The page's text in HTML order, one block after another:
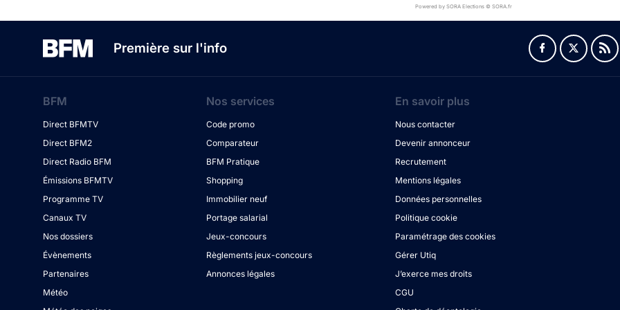
Powered by SORA Elections © SORA.fr
Première sur l'info
BFM
Direct BFMTV
Direct BFM2
Direct Radio BFM
Émissions BFMTV
Programme TV
Canaux TV
Nos dossiers
Évènements
Partenaires
Météo
Nos services
Code promo
Comparateur
BFM Pratique
Shopping
Immobilier neuf
Portage salarial
Jeux-concours
Règlements jeux-concours
Annonces légales
En savoir plus
Nous contacter
Devenir annonceur
Recrutement
Mentions légales
Données personnelles
Politique cookie
Paramétrage des cookies
Gérer Utiq
J’exerce mes droits
CGU